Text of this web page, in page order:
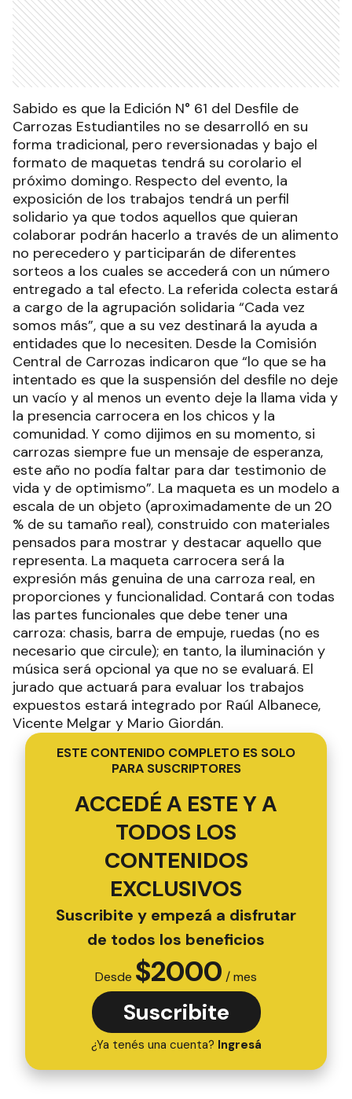
Sabido es que la Edición N° 61 del Desfile de
Carrozas Estudiantiles no se desarrolló en su
forma tradicional, pero reversionadas y bajo el
formato de maquetas tendrá su corolario el
próximo domingo. Respecto del evento, la
exposición de los trabajos tendrá un perfil
solidario ya que todos aquellos que quieran
colaborar podrán hacerlo a través de un alimento
no perecedero y participarán de diferentes
sorteos a los cuales se accederá con un número
entregado a tal efecto. La referida colecta estará
a cargo de la agrupación solidaria “Cada vez
somos más”, que a su vez destinará la ayuda a
entidades que lo necesiten. Desde la Comisión
Central de Carrozas indicaron que “lo que se ha
intentado es que la suspensión del desfile no deje
un vacío y al menos un evento deje la llama vida y
la presencia carrocera en los chicos y la
comunidad. Y como dijimos en su momento, si
carrozas siempre fue un mensaje de esperanza,
este año no podía faltar para dar testimonio de
vida y de optimismo”. La maqueta es un modelo a
escala de un objeto (aproximadamente de un 20
% de su tamaño real), construido con materiales
pensados para mostrar y destacar aquello que
representa. La maqueta carrocera será la
expresión más genuina de una carroza real, en
proporciones y funcionalidad. Contará con todas
las partes funcionales que debe tener una
carroza: chasis, barra de empuje, ruedas (no es
necesario que circule); en tanto, la iluminación y
música será opcional ya que no se evaluará. El
jurado que actuará para evaluar los trabajos
expuestos estará integrado por Raúl Albanece,
Vicente Melgar y Mario Giordán.
ESTE CONTENIDO COMPLETO ES SOLO
PARA SUSCRIPTORES
ACCEDÉ A ESTE Y A
TODOS LOS
CONTENIDOS
EXCLUSIVOS
Suscribite y empezá a disfrutar
de todos los beneficios
Desde $2000 / mes
Suscribite
¿Ya tenés una cuenta? Ingresá